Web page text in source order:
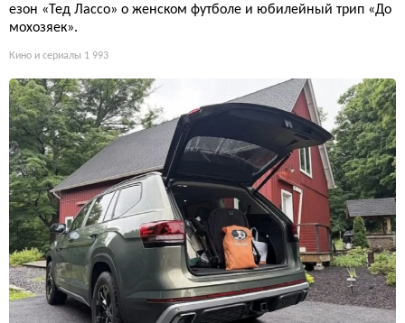
езон «Тед Лассо» о женском футболе и юбилейный трип «До
мохозяек».
Кино и сериалы 1 993